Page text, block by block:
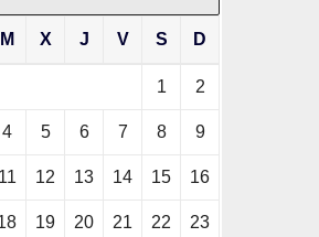
M X J V S D
1 2
4 5 6 7 8 9
11 12 13 14 15 16
19 20 21 22 23